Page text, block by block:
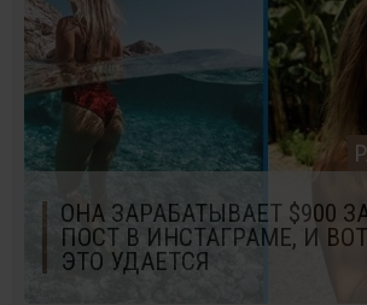
ОНА ЗАРАБАТЫВАЕТ $900
ПОСТ В ИНСТАГРАМЕ, И
ЭТО УДАЕТСЯ